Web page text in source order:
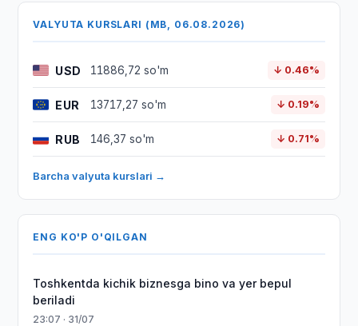
VALYUTA KURSLARI (MB, 06.08.2026)
USD 11886,72 so'm ↓ 0.46%
EUR 13717,27 so'm ↓ 0.19%
RUB 146,37 so'm ↓ 0.71%
Barcha valyuta kurslari →
ENG KO'P O'QILGAN
Toshkentda kichik biznesga bino va yer bepul
beriladi
23:07 · 31/07